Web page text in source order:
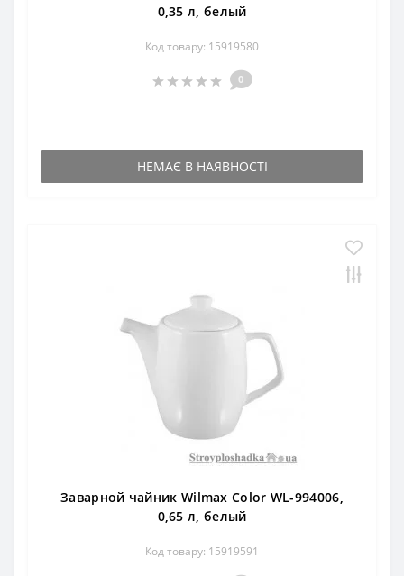
0,35 л, белый
Код товару: 15919580
0
НЕМАЄ В НАЯВНОСТІ
Заварной чайник Wilmax Color WL-994006,
0,65 л, белый
Код товару: 15919591